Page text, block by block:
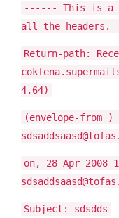
------ This is a
all the
Return-path:
4.64)
(envelope-from
)
on, 28 Apr 2008
Subject: sdsdds